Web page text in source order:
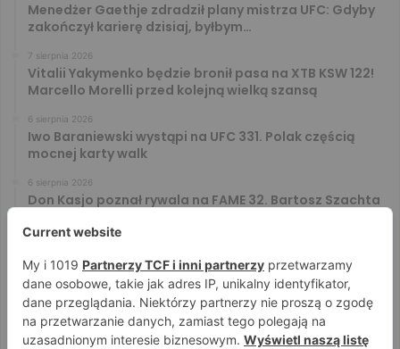
Menedżer Gaethje zdradził plany mistrza UFC: Gdyby
zakończył karierę dzisiaj, byłbym…
7 sierpnia 2026
Vitalii Yakymenko będzie bronił pasa na XTB KSW 122!
Marcello Morelli przed kolejną wielką szansą
6 sierpnia 2026
Iwo Baraniewski wystąpi na UFC 331. Polak częścią
mocnej karty walk
6 sierpnia 2026
Don Kasjo poznał rywala na FAME 32. Bartosz Szachta
Niepokonany Włodarczyk zawalczy o ranking! Na XTB
KSW 122 zmierzy się z Paivą
5 sierpnia 2026
Mateusz DON DIEGO Kubiszyn o rywalu na GROMDA 26.
Kibice typują trzy nazwiska